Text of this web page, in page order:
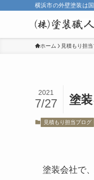
横浜市の外壁塗装は
ホーム 見積もり担
塗
2021
7/27
見積もり担当ブログ
塗装会社で